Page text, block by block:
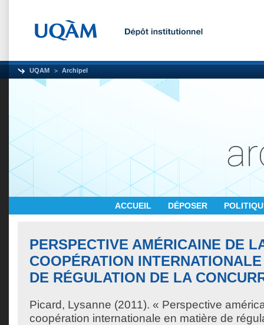
UQAM Archipel
ACCUEIL DÉPOSER
PERSPECTIVE AMÉRICAINE DE
COOPÉRATION
DE RÉGULATION DE LA
Picard, Lysanne (2011). « Perspective
coopération internationale en matière de